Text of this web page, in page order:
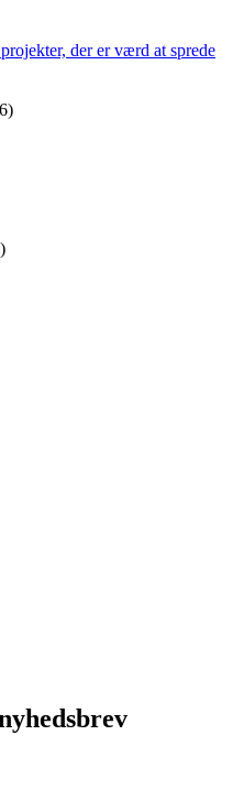
der er værd at sprede